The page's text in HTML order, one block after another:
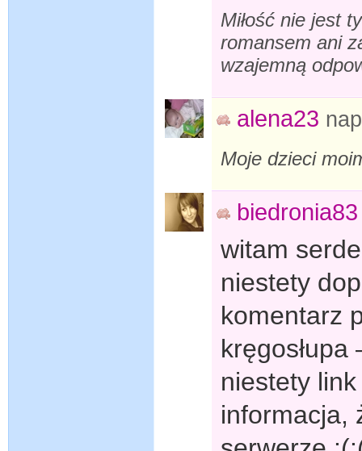
Miłość nie jest
romansem ani
wzajemną
alena23
Moje dzieci
biedronia83
witam
niestety
komentarz
kręgosłupa
niestety
informacja,